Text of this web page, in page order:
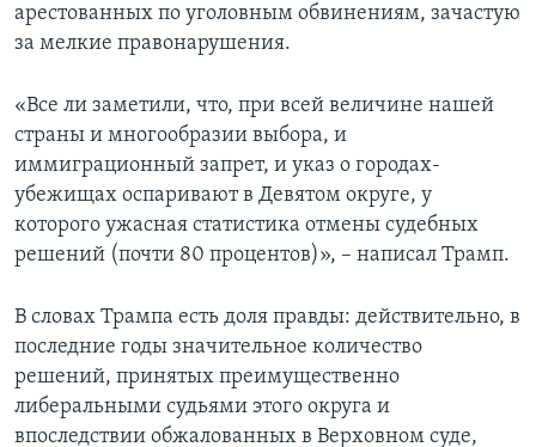
арестованных по уголовным обвинениям, зачастую
за мелкие правонарушения.
«Все ли заметили, что, при всей величине нашей
страны и многообразии выбора, и
иммиграционный запрет, и указ о городах-
убежищах оспаривают в Девятом округе, у
которого ужасная статистика отмены судебных
решений (почти 80 процентов)», – написал Трамп.
В словах Трампа есть доля правды: действительно, в
последние годы значительное количество
решений, принятых преимущественно
либеральными судьями этого округа и
впоследствии обжалованных в Верховном суде,